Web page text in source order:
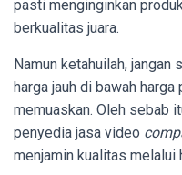
pasti menginginkan
berkualitas juara.
Namun ketahuilah, jangan
harga jauh di bawah
memuaskan. Oleh sebab
penyedia jasa video
menjamin kualitas melalui